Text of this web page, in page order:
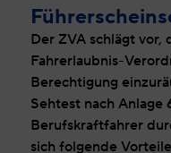
Der ZVA schlägt
Fahrerlaubnis-
Berechtigung
Sehtest nach Anlage
Berufskraftfahrer
sich folgende